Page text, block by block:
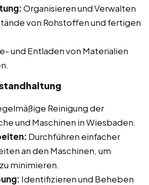
Organisieren und Verwalten
von Rohstoffen und fertigen
und Entladen von Materialien
Reinigung der
und Maschinen in Wiesbaden.
Durchführen einfacher
an den Maschinen, um
minimieren.
Identifizieren und Beheben